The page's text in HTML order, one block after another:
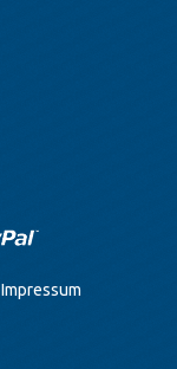
Impressum